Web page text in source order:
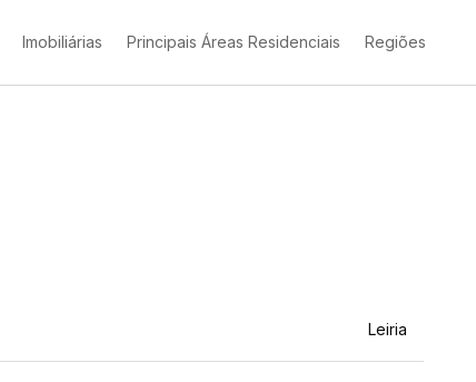
Imobiliárias Principais Áreas Residenciais Regiões
Leiria